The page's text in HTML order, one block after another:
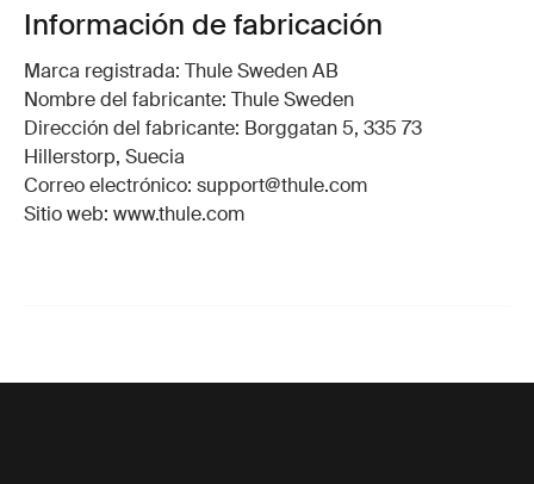
Información de fabricación
Marca registrada: Thule Sweden AB
Nombre del fabricante: Thule Sweden
Dirección del fabricante: Borggatan 5, 335 73
Hillerstorp, Suecia
Correo electrónico: support@thule.com
Sitio web: www.thule.com